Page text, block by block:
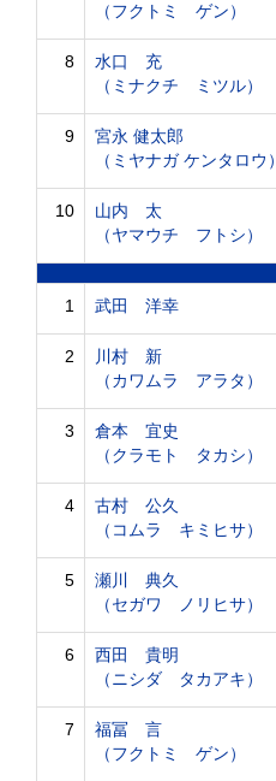
（フクトミ ゲン）
8
水口 充
（ミナクチ ミツル）
9
宮永 健太郎
（ミヤナガ ケンタロウ）
10
山内 太
（ヤマウチ フトシ）
1 武田 洋幸
2
川村 新
（カワムラ アラタ）
3
倉本 宜史
（クラモト タカシ）
4
古村 公久
（コムラ キミヒサ）
5
瀬川 典久
（セガワ ノリヒサ）
6
西田 貴明
（ニシダ タカアキ）
7
福冨 言
（フクトミ ゲン）